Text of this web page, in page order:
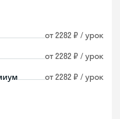
от 2282 ₽ / урок
от 2282 ₽ / урок
от 2282 ₽ / урок